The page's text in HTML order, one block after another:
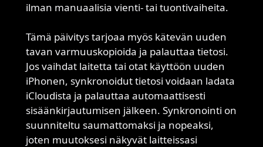
ilman manuaalisia vienti- tai tuontivaiheita.
Tämä päivitys tarjoaa myös kätevän uuden
tavan varmuuskopioida ja palauttaa tietosi.
Jos vaihdat laitetta tai otat käyttöön uuden
iPhonen, synkronoidut tietosi voidaan ladata
iCloudista ja palauttaa automaattisesti
sisäänkirjautumisen jälkeen. Synkronointi on
suunniteltu saumattomaksi ja nopeaksi,
joten muutoksesi näkyvät laitteissasi